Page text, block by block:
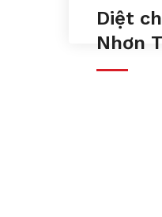
Diệt
Nhơn